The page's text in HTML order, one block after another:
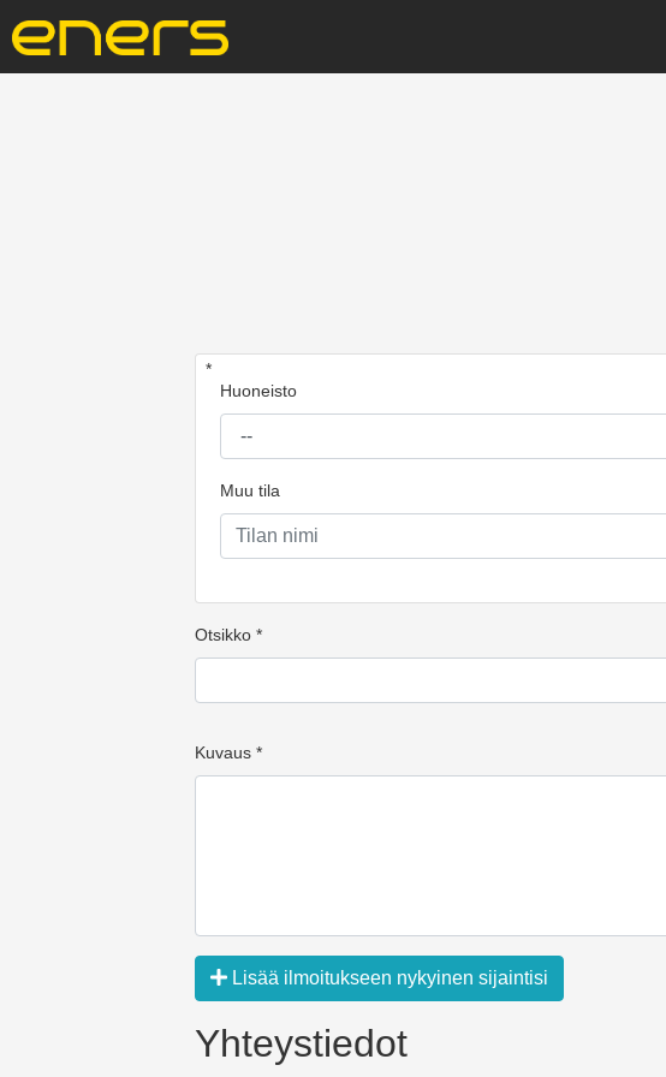
*
Huoneisto
Muu tila
Otsikko *
Kuvaus *
Lisää ilmoitukseen nykyinen sijaintisi
Yhteystiedot